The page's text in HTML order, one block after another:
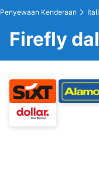
Penyewaan Kenderaan Itali
Firefly